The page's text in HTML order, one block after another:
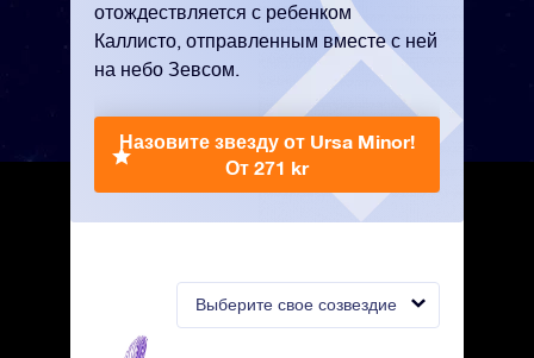
Выберите свое созвездие
отождествляется с ребенком
Каллисто, отправленным вместе с ней
на небо Зевсом.
Назовите звезду от Ursa Minor!
От 271 kr